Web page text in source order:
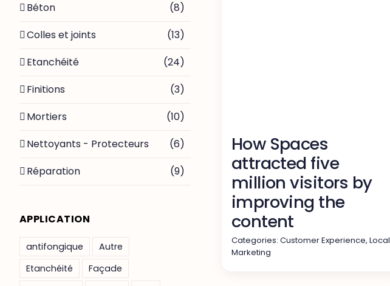
Béton
(8)
Colles et joints
(13)
Etanchéité
(24)
Finitions
(3)
Mortiers
(10)
Nettoyants - Protecteurs
(6)
Réparation
(9)
APPLICATION
antifongique
Autre
Etanchéité
Façade
How Spaces
attracted five
million visitors by
improving the
content
Categories: Customer Experience, Local
Marketing